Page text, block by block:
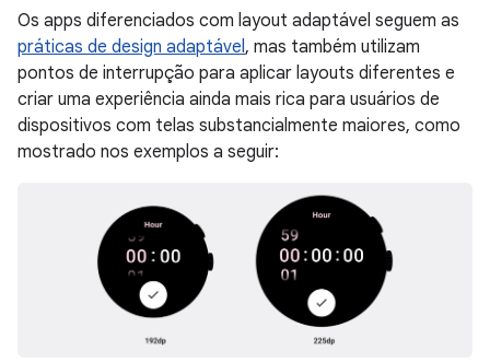
Os apps diferenciados com layout adaptável seguem as
práticas de design adaptável , mas também utilizam
pontos de interrupção para aplicar layouts diferentes e
criar uma experiência ainda mais rica para usuários de
dispositivos com telas substancialmente maiores, como
mostrado nos exemplos a seguir: